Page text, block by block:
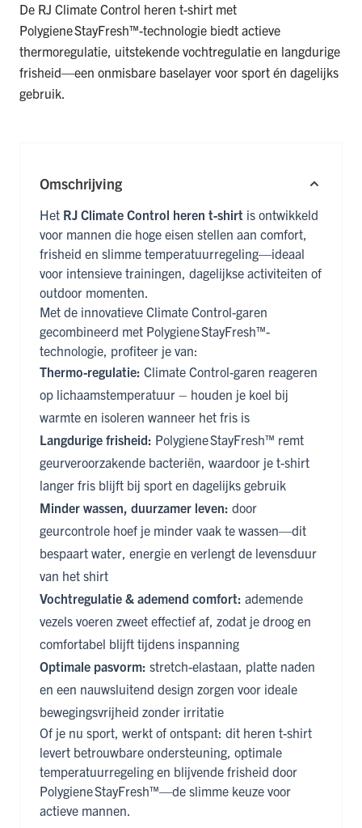
De RJ Climate Control heren t-shirt met
Polygiene StayFresh™-technologie biedt actieve
thermoregulatie, uitstekende vochtregulatie en langdurige
frisheid—een onmisbare baselayer voor sport én dagelijks
gebruik.
Omschrijving
Het RJ Climate Control heren t-shirt is ontwikkeld
voor mannen die hoge eisen stellen aan comfort,
frisheid en slimme temperatuurregeling—ideaal
voor intensieve trainingen, dagelijkse activiteiten of
outdoor momenten.
Met de innovatieve Climate Control-garen
gecombineerd met Polygiene StayFresh™-
technologie, profiteer je van:
Thermo-regulatie: Climate Control-garen reageren
op lichaamstemperatuur – houden je koel bij
warmte en isoleren wanneer het fris is
Langdurige frisheid: Polygiene StayFresh™ remt
geurveroorzakende bacteriën, waardoor je t-shirt
langer fris blijft bij sport en dagelijks gebruik
Minder wassen, duurzamer leven: door
geurcontrole hoef je minder vaak te wassen—dit
bespaart water, energie en verlengt de levensduur
van het shirt
Vochtregulatie & ademend comfort: ademende
vezels voeren zweet effectief af, zodat je droog en
comfortabel blijft tijdens inspanning
Optimale pasvorm: stretch-elastaan, platte naden
en een nauwsluitend design zorgen voor ideale
bewegingsvrijheid zonder irritatie
Of je nu sport, werkt of ontspant: dit heren t-shirt
levert betrouwbare ondersteuning, optimale
temperatuurregeling en blijvende frisheid door
Polygiene StayFresh™—de slimme keuze voor
actieve mannen.